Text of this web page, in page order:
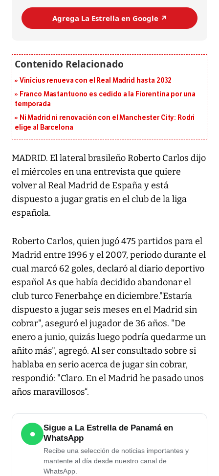
Agrega La Estrella en Google ↗️
Vinícius renueva con el Real Madrid hasta 2032
Franco Mastantuono es cedido a la Fiorentina por una
temporada
Ni Madrid ni renovación con el Manchester City: Rodri
elige al Barcelona
MADRID. El lateral brasileño Roberto Carlos dijo
el miércoles en una entrevista que quiere
volver al Real Madrid de España y está
dispuesto a jugar gratis en el club de la liga
española.
Roberto Carlos, quien jugó 475 partidos para el
Madrid entre 1996 y el 2007, periodo durante el
cual marcó 62 goles, declaró al diario deportivo
español As que había decidido abandonar el
club turco Fenerbahçe en diciembre."Estaría
dispuesto a jugar seis meses en el Madrid sin
cobrar", aseguró el jugador de 36 años. "De
enero a junio, quizás luego podría quedarme un
añito más", agregó. Al ser consultado sobre si
hablaba en serio acerca de jugar sin cobrar,
respondió: "Claro. En el Madrid he pasado unos
años maravillosos“.
●
Sigue a La Estrella de Panamá en
WhatsApp
Recibe una selección de noticias importantes y
mantente al día desde nuestro canal de
WhatsApp.